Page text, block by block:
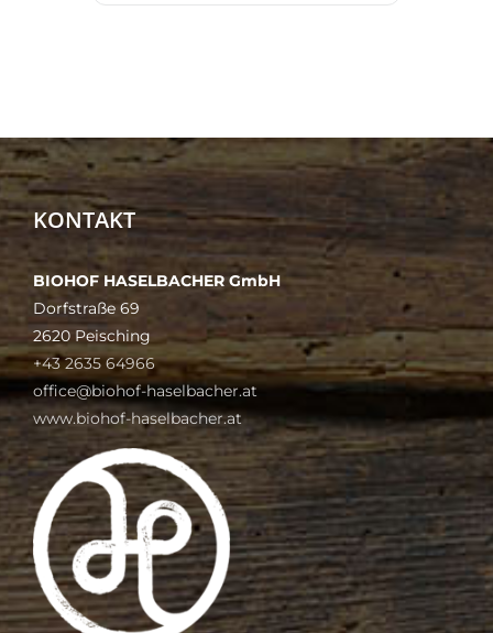
KONTAKT
BIOHOF HASELBACHER GmbH
Dorfstraße 69
2620 Peisching
+43 2635 64966
office@biohof-haselbacher.at
www.biohof-haselbacher.at